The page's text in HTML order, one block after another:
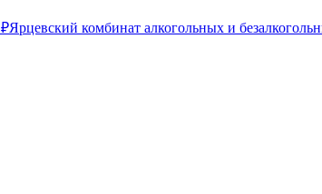
₽Ярцевский комбинат алкогольных и